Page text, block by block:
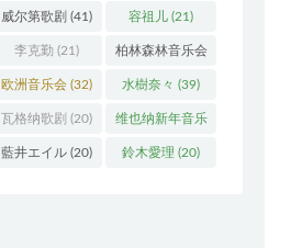
威尔第歌剧 (41) 容祖儿 (21)
李克勤 (21) 柏林森林音乐会
(22)
欧洲音乐会(32) 水樹奈々 (39)
瓦格纳歌剧 (20) 维也纳新年音乐
会(19)
藍井エイル(20) 鈴木愛理 (20)